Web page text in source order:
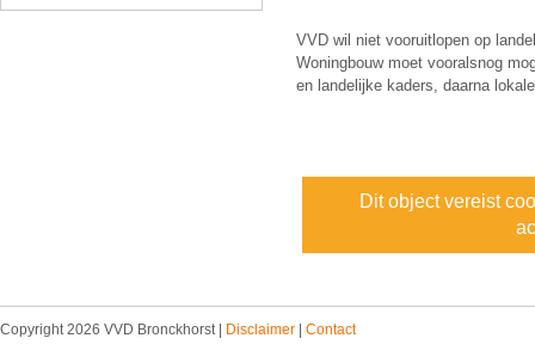
VVD wil niet vooruitlopen op
Woningbouw moet vooralsnog
en landelijke kaders, daarna
Dit object vereist
Copyright 2026 VVD Bronckhorst | Disclaimer Contact